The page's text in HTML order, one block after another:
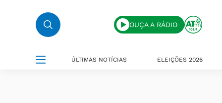
OUÇA A RÁDIO
ÚLTIMAS NOTÍCIAS ELEIÇÕES 2026